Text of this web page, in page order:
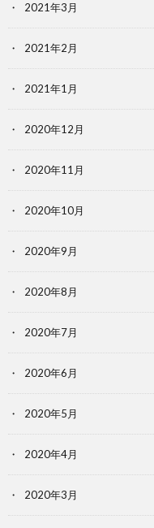
2021年3月
2021年2月
2021年1月
2020年12月
2020年11月
2020年10月
2020年9月
2020年8月
2020年7月
2020年6月
2020年5月
2020年4月
2020年3月